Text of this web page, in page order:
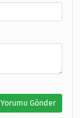
Yorumu Gönder